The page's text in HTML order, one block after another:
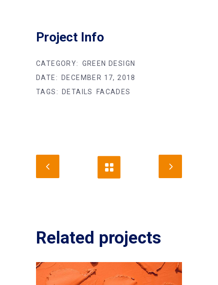
Project Info
CATEGORY:
GREEN DESIGN
DATE:
DECEMBER 17, 2018
TAGS:
DETAILS FACADES
Related projects